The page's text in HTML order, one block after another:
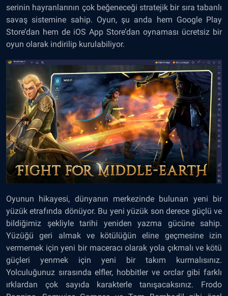
serinin hayranlarının çok beğeneceği stratejik bir sıra tabanlı
savaş sistemine sahip. Oyun, şu anda hem Google Play
Store’dan hem de iOS App Store’dan oynaması ücretsiz bir
oyun olarak indirilip kurulabiliyor.
Oyunun hikayesi, dünyanın merkezinde bulunan yeni bir
yüzük etrafında dönüyor. Bu yeni yüzük son derece güçlü ve
bildiğimiz şekliyle tarihi yeniden yazma gücüne sahip.
Yüzüğü geri almak ve kötülüğün eline geçmesine izin
vermemek için yeni bir maceracı olarak yola çıkmalı ve kötü
güçleri yenmek için yeni bir takım kurmalısınız.
Yolculuğunuz sırasında elfler, hobbitler ve orclar gibi farklı
ırklardan çok sayıda karakterle tanışacaksınız. Frodo